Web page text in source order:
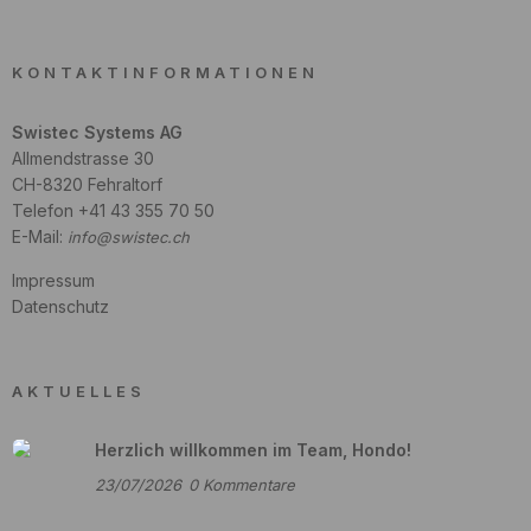
KONTAKTINFORMATIONEN
Swistec Systems AG
Allmendstrasse 30
CH-8320 Fehraltorf
Telefon +41 43 355 70 50
E-Mail: info@swistec.ch
Impressum
Datenschutz
AKTUELLES
Herzlich willkommen im Team, Hondo!
23/07/2026 0Kommentare